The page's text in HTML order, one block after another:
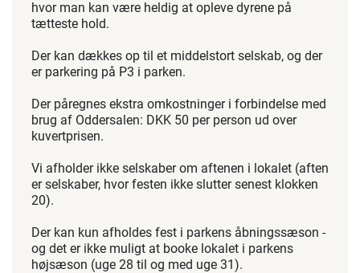
hvor man kan være heldig at opleve dyrene på
tætteste hold.
Der kan dækkes op til et middelstort selskab, og der
er parkering på P3 i parken.
Der påregnes ekstra omkostninger i forbindelse med
brug af Oddersalen: DKK 50 per person ud over
kuvertprisen.
Vi afholder ikke selskaber om aftenen i lokalet (aften
er selskaber, hvor festen ikke slutter senest klokken
20).
Der kan kun afholdes fest i parkens åbningssæson -
og det er ikke muligt at booke lokalet i parkens
højsæson (uge 28 til og med uge 31).